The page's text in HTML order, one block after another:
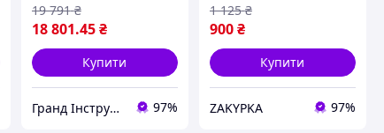
18 801.45 ₴
19 791 ₴
Купити
Гранд Інструмент 97%
900₴
1 125 ₴
Купити
ZAKYPKA 97%